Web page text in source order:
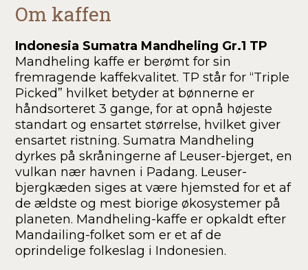
Om kaffen
Indonesia Sumatra Mandheling Gr.1 TP
Mandheling kaffe er berømt for sin
fremragende kaffekvalitet. TP står for “Triple
Picked” hvilket betyder at bønnerne er
håndsorteret 3 gange, for at opnå højeste
standart og ensartet størrelse, hvilket giver
ensartet ristning.Sumatra Mandheling
dyrkes på skråningerne af Leuser-bjerget, en
vulkan nær havnen i Padang. Leuser-
bjergkæden siges at være hjemsted for et af
de ældste og mest biorige økosystemer på
planeten. Mandheling-kaffe er opkaldt efter
Mandailing-folket som er et af de
oprindelige folkeslag i Indonesien.